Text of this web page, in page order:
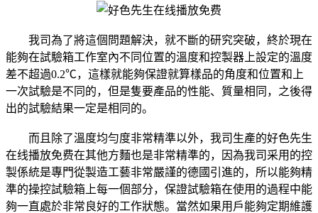
我司為了將這個問題解決，就不斷的研究突破，終於現在
能夠在試驗箱工作室內不同位置的溫度和控製器上設定的溫度
差不超過0.2℃，這樣就能夠保證就算樣品的角度和位置和上
一次試驗是不同的，但是隻要產品的性能、質量相同，之後得
出的試驗結果一定是相同的。
而且除了溫度均勻度非常精準以外，我司生產的好色先生
在线播放免费在其他方麵也是非常精準的，因為我司采用的控
製係統是專門從製造工藝非常嚴謹的德國引進的，所以能夠精
準的操控試驗箱上每一個部分，保證試驗箱在使用的過程中能
夠一直處於非常良好的工作狀態。當然如果用戶能夠定期維護